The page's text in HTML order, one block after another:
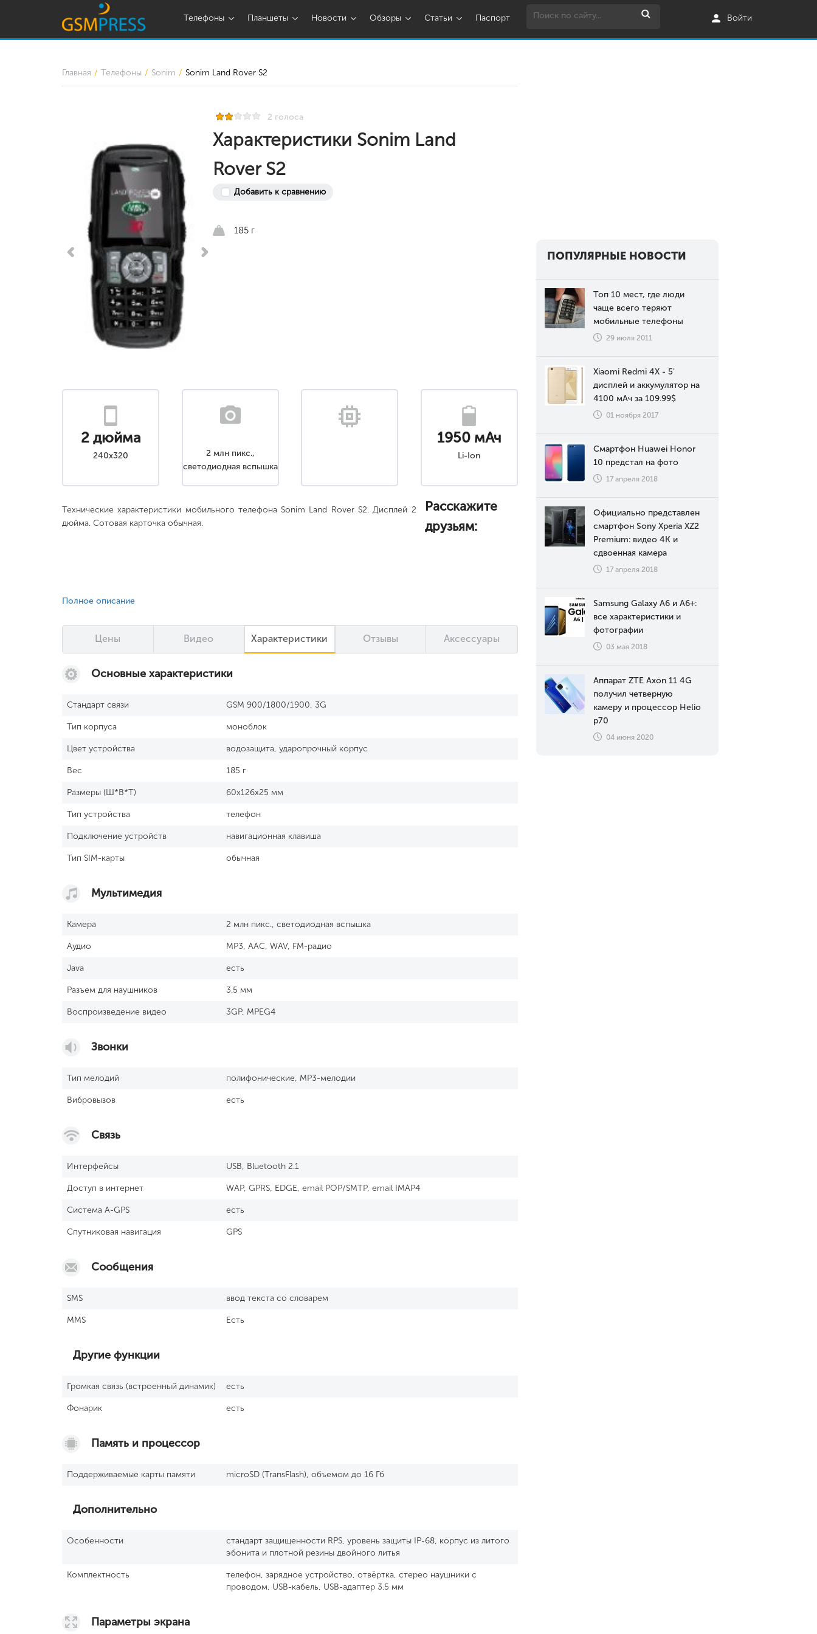
Телефоны Планшеты Новости Обзоры Статьи Паспорт Войти
Главная Телефоны Sonim Sonim Land Rover S2
2 голоса
Характеристики Sonim Land
Rover S2
Добавить к сравнению
185 г
2 дюйма
240x320
2 млн пикс.,
светодиодная вспышка
1950 мАч
Li-Ion
Технические характеристики мобильного телефона Sonim Land Rover S2. Дисплей 2
дюйма. Сотовая карточка обычная.
Полное описание
Расскажите
друзьям:
Цены Видео Характеристики Отзывы Аксессуары
Основные характеристики
Стандарт связи GSM 900/1800/1900, 3G
Тип корпуса моноблок
Цвет устройства водозащита, ударопрочный корпус
Вес 185 г
Размеры (Ш*В*Т) 60x126x25 мм
Тип устройства телефон
Подключение устройств навигационная клавиша
Тип SIM-карты обычная
Мультимедия
Камера 2 млн пикс., светодиодная вспышка
Аудио MP3, AAC, WAV, FM-радио
Java есть
Разъем для наушников 3.5 мм
Воспроизведение видео 3GP, MPEG4
Звонки
Тип мелодий полифонические, MP3-мелодии
Вибровызов есть
Связь
Интерфейсы USB, Bluetooth 2.1
Доступ в интернет WAP, GPRS, EDGE, email POP/SMTP, email IMAP4
Cистема А-GРS есть
Спутниковая навигация GPS
Сообщения
SМS ввод текста со словарем
MMS Есть
Другие функции
Громкая связь (встроенный динамик) есть
Фонарик есть
Память и процессор
Поддерживаемые карты памяти microSD (TransFlash), объемом до 16 Гб
Дополнительно
Особенности
стандарт защищенности RPS, уровень защиты IP-68, корпус из литого
эбонита и плотной резины двойного литья
Комплектность
телефон, зарядное устройство, отвёртка, стерео наушники с
проводом, USB-кабель, USB-адаптер 3.5 мм
Параметры экрана
ПОПУЛЯРНЫЕ НОВОСТИ
Топ 10 мест, где люди
чаще всего теряют
мобильные телефоны
29 июля 2011
Xiaomi Redmi 4X - 5'
дисплей и аккумулятор на
4100 мАч за 109.99$
01 ноября 2017
Смартфон Huawei Honor
10 предстал на фото
17 апреля 2018
Официально представлен
смартфон Sony Xperia XZ2
Premium: видео 4К и
сдвоенная камера
17 апреля 2018
Samsung Galaxy A6 и A6+:
все характеристики и
фотографии
03 мая 2018
Аппарат ZTE Axon 11 4G
получил четверную
камеру и процессор Helio
p70
04 июня 2020